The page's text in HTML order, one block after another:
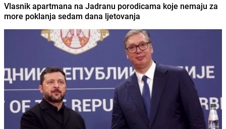
Vlasnik apartmana na Jadranu porodicama koje nemaju za
more poklanja sedam dana ljetovanja